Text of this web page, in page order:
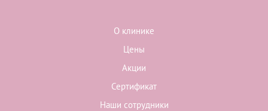
О клинике
Цены
Акции
Сертификат
Наши сотрудники